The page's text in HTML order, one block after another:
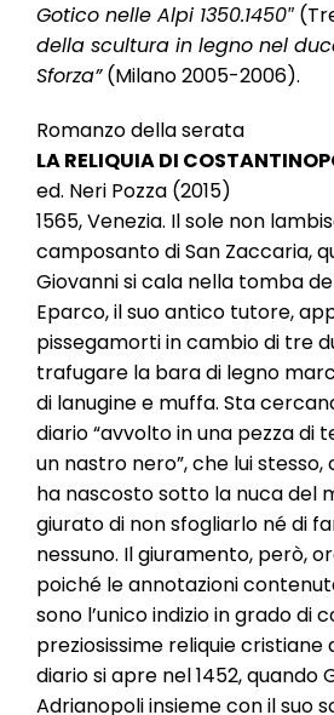
Gotico nelle Alpi 1350.1450″
della scultura in legno nel
Sforza”(Milano 2005-2006).
Romanzo della serata
LA RELIQUIA DI
ed. Neri Pozza (2015)
1565, Venezia. Il sole non
camposanto di San Zaccaria,
Giovanni si cala nella tomba
Eparco, il suo antico tutore,
pissegamorti in cambio di tre
trafugare la bara di legno
di lanugine e muffa. Sta
diario “avvolto in una pezza di
un nastro nero”, che lui stesso,
ha nascosto sotto la nuca del
giurato di non sfogliarlo né di
nessuno. Il giuramento, però,
poiché le annotazioni
sono l’unico indizio in grado di
preziosissime reliquie
diario si apre nel 1452, quando
Adrianopoli insieme con il suo